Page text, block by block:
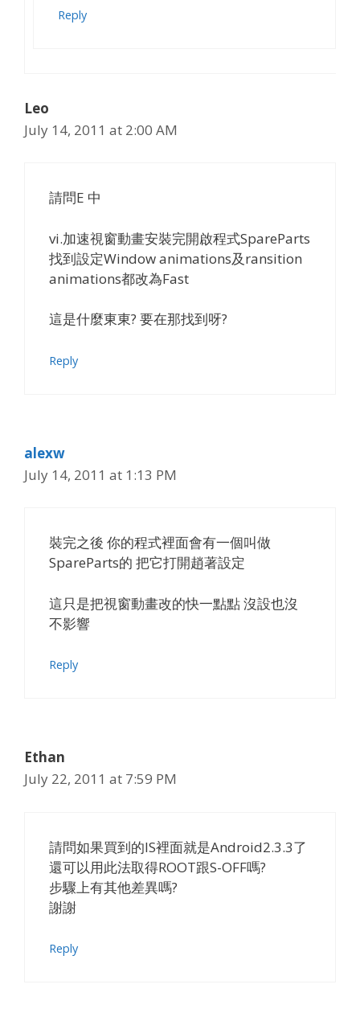
Reply
Leo
July 14, 2011 at 2:00 AM
請問E 中
vi.加速視窗動畫安裝完開啟程式SpareParts
找到設定Window animations及ransition
animations都改為Fast
這是什麼東東? 要在那找到呀?
Reply
alexw
July 14, 2011 at 1:13 PM
裝完之後 你的程式裡面會有一個叫做
SpareParts的 把它打開趙著設定
這只是把視窗動畫改的快一點點 沒設也沒
不影響
Reply
Ethan
July 22, 2011 at 7:59 PM
請問如果買到的IS裡面就是Android2.3.3了
還可以用此法取得ROOT跟S-OFF嗎?
步驟上有其他差異嗎?
謝謝
Reply